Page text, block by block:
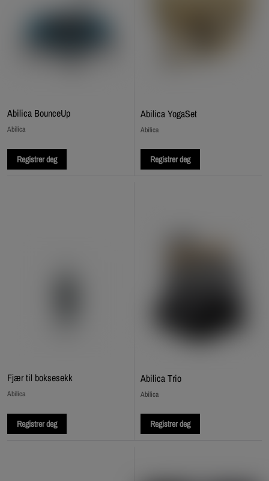
Abilica BounceUp
Abilica
Registrer deg
Abilica YogaSet
Abilica
Registrer deg
Fjær til boksesekk
Abilica
Registrer deg
Abilica Trio
Abilica
Registrer deg